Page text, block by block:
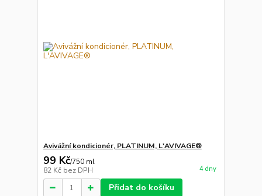
Avivážní kondicionér, PLATINUM, L'AVIVAGE®
99 Kč/750 ml
82 Kč bez DPH 4 dny
Přidat do košíku